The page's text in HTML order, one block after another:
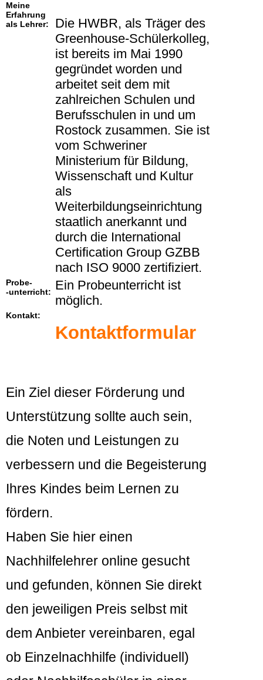
Meine
Erfahrung
als Lehrer:
Die HWBR, als Träger des
Greenhouse-Schülerkolleg,
ist bereits im Mai 1990
gegründet worden und
arbeitet seit dem mit
zahlreichen Schulen und
Berufsschulen in und um
Rostock zusammen. Sie ist
vom Schweriner
Ministerium für Bildung,
Wissenschaft und Kultur
als
Weiterbildungseinrichtung
staatlich anerkannt und
durch die International
Certification Group GZBB
nach ISO 9000 zertifiziert.
Probe-
-unterricht: Ein Probeunterricht ist
möglich.
Kontakt:
Kontaktformular
Ein Ziel dieser Förderung und
Unterstützung sollte auch sein,
die Noten und Leistungen zu
verbessern und die Begeisterung
Ihres Kindes beim Lernen zu
fördern.
Haben Sie hier einen
Nachhilfelehrer online gesucht
und gefunden, können Sie direkt
den jeweiligen Preis selbst mit
dem Anbieter vereinbaren, egal
ob Einzelnachhilfe (individuell)